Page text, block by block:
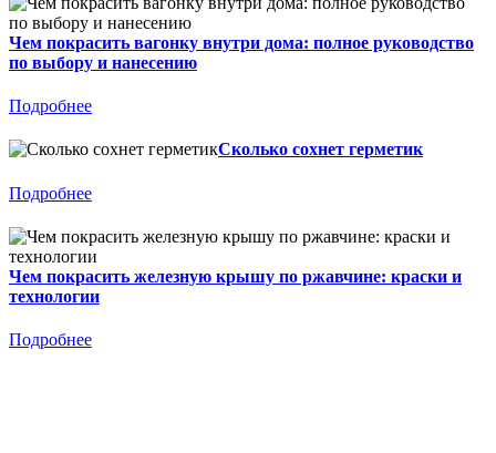
Чем покрасить вагонку внутри дома: полное руководство
по выбору и нанесению
Подробнее
Сколько сохнет герметик
Подробнее
Чем покрасить железную крышу по ржавчине: краски и
технологии
Подробнее